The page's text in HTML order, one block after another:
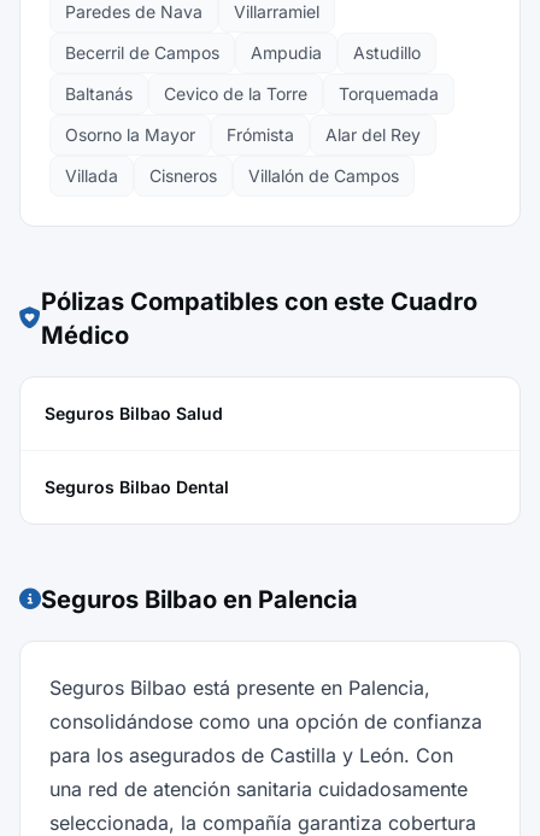
Paredes de Nava
Villarramiel
Becerril de Campos
Ampudia
Astudillo
Baltanás
Cevico de la Torre
Torquemada
Osorno la Mayor
Frómista
Alar del Rey
Villada
Cisneros Villalón de Campos
Pólizas Compatibles con este Cuadro
Médico
Seguros Bilbao Salud
Seguros Bilbao Dental
Seguros Bilbao en Palencia
Seguros Bilbao está presente en Palencia,
consolidándose como una opción de confianza
para los asegurados de Castilla y León. Con
una red de atención sanitaria cuidadosamente
seleccionada, la compañía garantiza cobertura